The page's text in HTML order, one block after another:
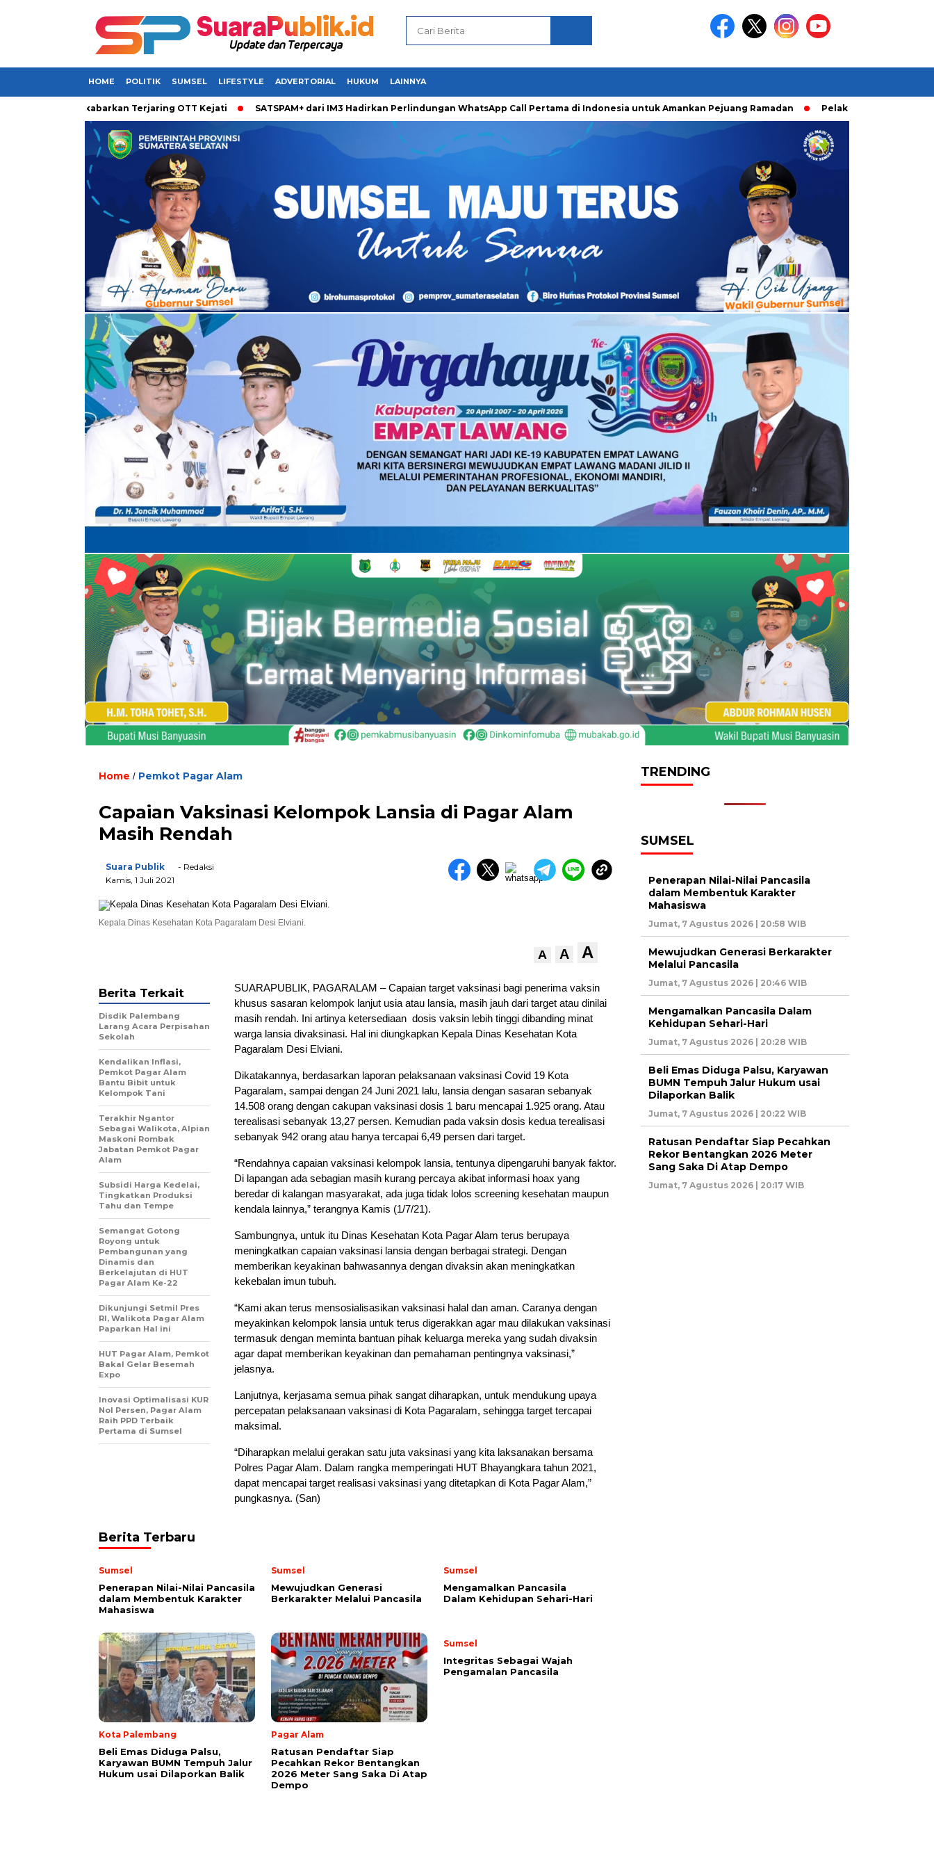
HOME POLITIK SUMSEL LIFESTYLE ADVERTORIAL HUKUM LAINNYA
Sumsel Dikabarkan Terjaring OTT Kejati SATSPAM+ dari IM3 Hadirkan Perlindungan WhatsApp Call Pertama di Indonesia untuk Amankan Pejuang Ramadan Pelaku Curanmor diringkusi
Home / Pemkot Pagar Alam
Capaian Vaksinasi Kelompok Lansia di Pagar Alam
Masih Rendah
Suara Publik
- Redaksi
Kamis, 1 Juli 2021
Kepala Dinas Kesehatan Kota Pagaralam Desi Elviani.
A A A
SUARAPUBLIK, PAGARALAM – Capaian target vaksinasi bagi penerima vaksin
khusus sasaran kelompok lanjut usia atau lansia, masih jauh dari target atau dinilai
masih rendah. Ini artinya ketersediaan dosis vaksin lebih tinggi dibanding minat
warga lansia divaksinasi. Hal ini diungkapkan Kepala Dinas Kesehatan Kota
Pagaralam Desi Elviani.
Dikatakannya, berdasarkan laporan pelaksanaan vaksinasi Covid 19 Kota
Pagaralam, sampai dengan 24 Juni 2021 lalu, lansia dengan sasaran sebanyak
14.508 orang dengan cakupan vaksinasi dosis 1 baru mencapai 1.925 orang. Atau
terealisasi sebanyak 13,27 persen. Kemudian pada vaksin dosis kedua terealisasi
sebanyak 942 orang atau hanya tercapai 6,49 persen dari target.
“Rendahnya capaian vaksinasi kelompok lansia, tentunya dipengaruhi banyak faktor.
Di lapangan ada sebagian masih kurang percaya akibat informasi hoax yang
beredar di kalangan masyarakat, ada juga tidak lolos screening kesehatan maupun
kendala lainnya,” terangnya Kamis (1/7/21).
Sambungnya, untuk itu Dinas Kesehatan Kota Pagar Alam terus berupaya
meningkatkan capaian vaksinasi lansia dengan berbagai strategi. Dengan
memberikan keyakinan bahwasannya dengan divaksin akan meningkatkan
kekebalan imun tubuh.
“Kami akan terus mensosialisasikan vaksinasi halal dan aman. Caranya dengan
meyakinkan kelompok lansia untuk terus digerakkan agar mau dilakukan vaksinasi
termasuk dengan meminta bantuan pihak keluarga mereka yang sudah divaksin
agar dapat memberikan keyakinan dan pemahaman pentingnya vaksinasi,”
jelasnya.
Lanjutnya, kerjasama semua pihak sangat diharapkan, untuk mendukung upaya
percepatan pelaksanaan vaksinasi di Kota Pagaralam, sehingga target tercapai
maksimal.
“Diharapkan melalui gerakan satu juta vaksinasi yang kita laksanakan bersama
Polres Pagar Alam. Dalam rangka memperingati HUT Bhayangkara tahun 2021,
dapat mencapai target realisasi vaksinasi yang ditetapkan di Kota Pagar Alam,”
pungkasnya. (San)
Berita Terkait
Disdik Palembang
Larang Acara Perpisahan
Sekolah
Kendalikan Inflasi,
Pemkot Pagar Alam
Bantu Bibit untuk
Kelompok Tani
Terakhir Ngantor
Sebagai Walikota, Alpian
Maskoni Rombak
Jabatan Pemkot Pagar
Alam
Subsidi Harga Kedelai,
Tingkatkan Produksi
Tahu dan Tempe
Semangat Gotong
Royong untuk
Pembangunan yang
Dinamis dan
Berkelajutan di HUT
Pagar Alam Ke-22
Dikunjungi Setmil Pres
RI, Walikota Pagar Alam
Paparkan Hal ini
HUT Pagar Alam, Pemkot
Bakal Gelar Besemah
Expo
Inovasi Optimalisasi KUR
Nol Persen, Pagar Alam
Raih PPD Terbaik
Pertama di Sumsel
Berita Terbaru
Sumsel
Penerapan Nilai-Nilai Pancasila
dalam Membentuk Karakter
Mahasiswa
Sumsel
Mewujudkan Generasi
Berkarakter Melalui Pancasila
Sumsel
Mengamalkan Pancasila
Dalam Kehidupan Sehari-Hari
Kota Palembang
Beli Emas Diduga Palsu,
Karyawan BUMN Tempuh Jalur
Hukum usai Dilaporkan Balik
Pagar Alam
Ratusan Pendaftar Siap
Pecahkan Rekor Bentangkan
2026 Meter Sang Saka Di Atap
Dempo
Sumsel
Integritas Sebagai Wajah
Pengamalan Pancasila
TRENDING
SUMSEL
Penerapan Nilai-Nilai Pancasila
dalam Membentuk Karakter
Mahasiswa
Jumat, 7 Agustus 2026 | 20:58 WIB
Mewujudkan Generasi Berkarakter
Melalui Pancasila
Jumat, 7 Agustus 2026 | 20:46 WIB
Mengamalkan Pancasila Dalam
Kehidupan Sehari-Hari
Jumat, 7 Agustus 2026 | 20:28 WIB
Beli Emas Diduga Palsu, Karyawan
BUMN Tempuh Jalur Hukum usai
Dilaporkan Balik
Jumat, 7 Agustus 2026 | 20:22 WIB
Ratusan Pendaftar Siap Pecahkan
Rekor Bentangkan 2026 Meter
Sang Saka Di Atap Dempo
Jumat, 7 Agustus 2026 | 20:17 WIB